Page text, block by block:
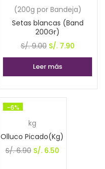
(200g por Bandeja)
Setas blancas (Band
200Gr)
S/.9.00 El
precio
original
S/. 9.00.
S/.7.90El
precio
Leer más
-6%
kg
Olluco Picado(Kg)
S/.6.90 El
S/.6.50El